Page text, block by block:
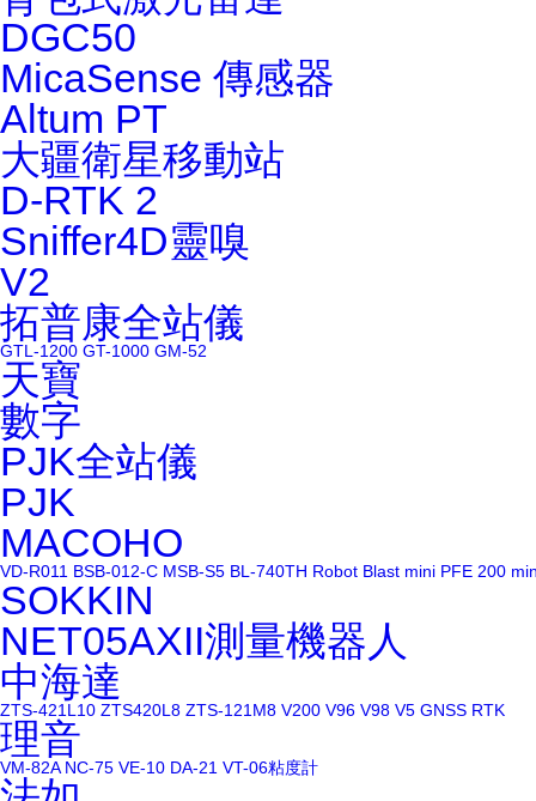
DGC50
MicaSense 傳感器
Altum PT
大疆衛星移動站
D-RTK 2
Sniffer4D靈嗅
V2
拓普康全站儀
GTL-1200 GT-1000 GM-52
天寶
數字
PJK全站儀
PJK
MACOHO
VD-R011 BSB-012-C MSB-S5 BL-740TH Robot Blast mini PFE 200
SOKKIN
NET05AXII測量機器人
中海達
ZTS-421L10 ZTS420L8 ZTS-121M8 V200 V96 V98 V5 GNSS RTK
理音
VM-82A NC-75 VE-10 DA-21 VT-06粘度計